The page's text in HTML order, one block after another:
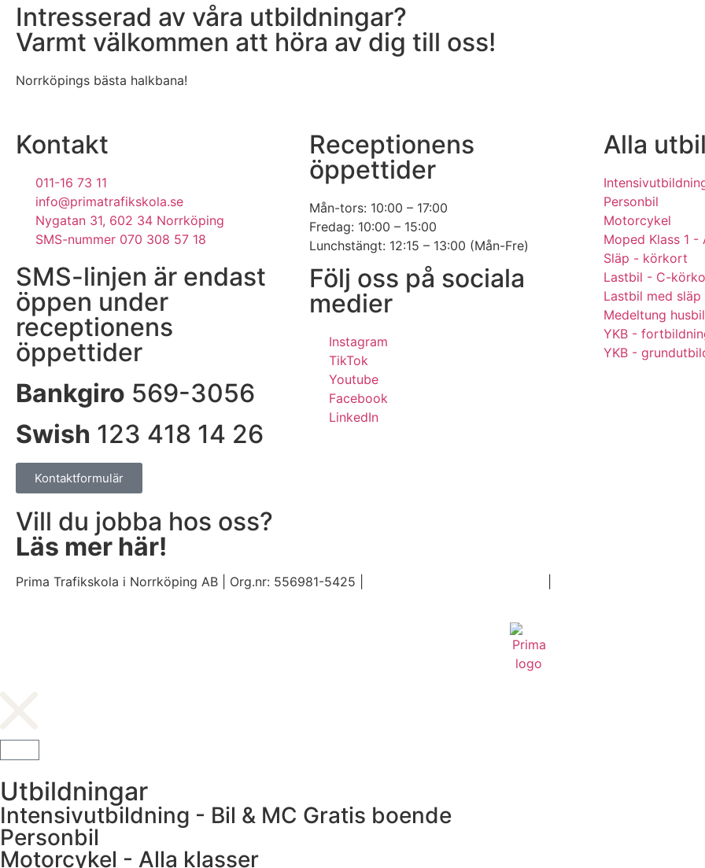
Intresserad av våra utbildningar?
Varmt välkommen att höra av dig till oss!
Norrköpings bästa halkbana!
Kontakt
011-16 73 11
info@primatrafikskola.se
Nygatan 31, 602 34 Norrköping
SMS-nummer 070 308 57 18
SMS-linjen är endast
öppen under
receptionens
öppettider
Bankgiro 569-3056
Swish 123 418 14 26
Kontaktformulär
Vill du jobba hos oss?
Läs mer här!
Receptionens
öppettider
Mån-tors: 10:00 – 17:00
Fredag: 10:00 – 15:00
Lunchstängt: 12:15 – 13:00 (Mån-Fre)
Följ oss på sociala
medier
Instagram
TikTok
Youtube
Facebook
LinkedIn
Alla
Personbil
Motorcykel
Moped Klass 1 -
Släp - körkort
Lastbil - C-
Lastbil med släp
Medeltung
YKB -
YKB -
Prima Trafikskola i Norrköping AB | Org.nr: 556981-5425 |
Utbildningar
Intensivutbildning - Bil & MC Gratis boende
Personbil
Motorcykel - Alla klasser